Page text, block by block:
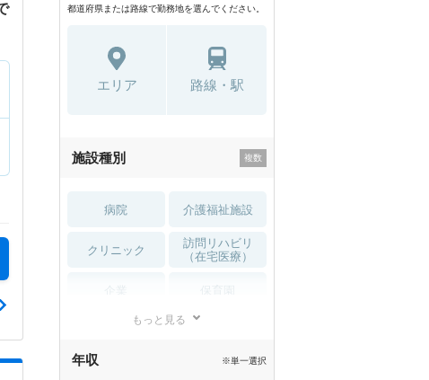
都道府県または路線で勤務地を選んでください。
エリア 路線・駅
施設種別
病院 介護福祉施設
クリニック
訪問リハビリ
（在宅医療）
もっと見る
年収 ※単一選択